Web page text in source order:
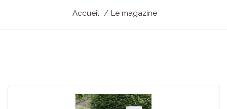
Accueil Le magazine